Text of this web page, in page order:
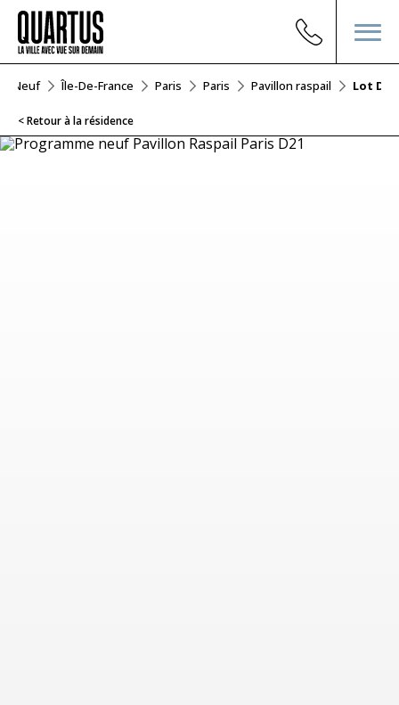
Neuf Île-De-France Paris Paris Pavillon raspail Lot D21
< Retour à la résidence